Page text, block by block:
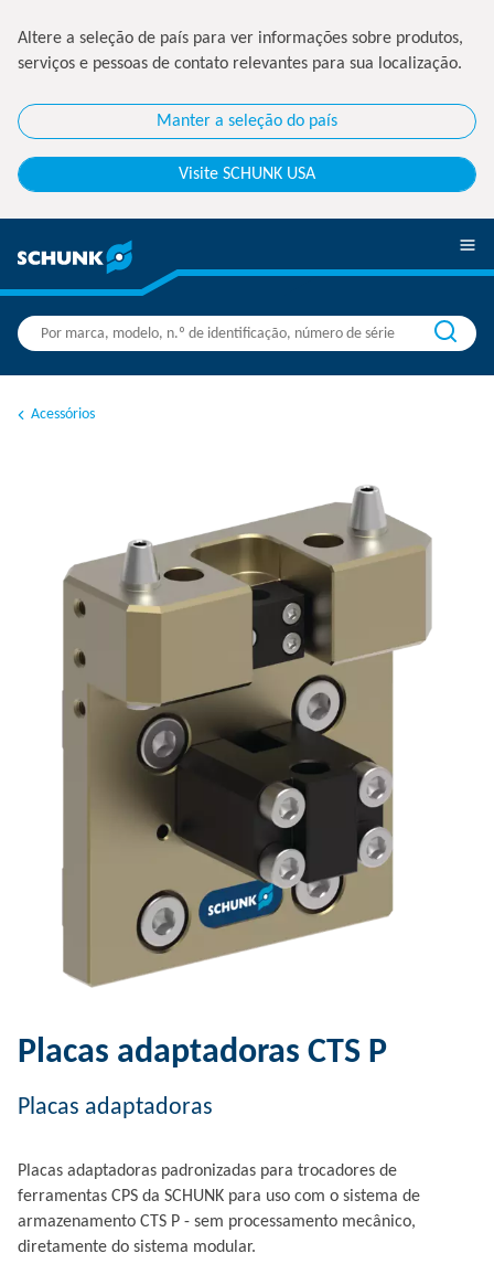
Altere a seleção de país para ver informações sobre produtos,
serviços e pessoas de contato relevantes para sua localização.
Manter a seleção do país
Visite SCHUNK USA
Acessórios
Placas adaptadoras CTS P
Placas adaptadoras
Placas adaptadoras padronizadas para trocadores de
ferramentas CPS da SCHUNK para uso com o sistema de
armazenamento CTS P - sem processamento mecânico,
diretamente do sistema modular.